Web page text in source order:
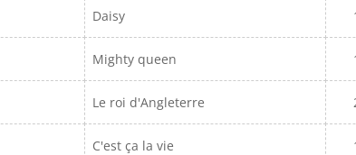
Daisy
Mighty queen
Le roi d'Angleterre
C'est ça la vie